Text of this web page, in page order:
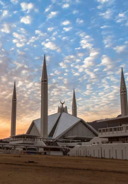
MỤC VỤ GIỚI TRẺ
HỘI